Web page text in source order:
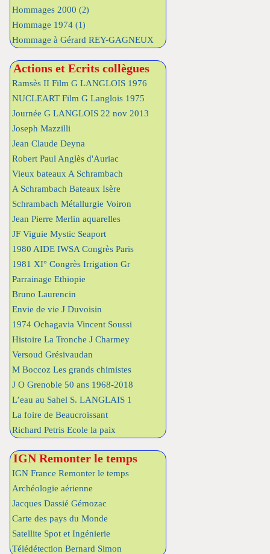
Hommages 2000 (2)
Hommage 1974 (1)
Hommage à Gérard REY-GAGNEUX
Actions et Ecrits collègues
Ramsès II Film G LANGLOIS 1976
NUCLEART Film G Langlois 1975
Journée G LANGLOIS 22 nov 2013
Joseph Mazzilli
Jean Claude Deyna
Robert Paul Anglès d'Auriac
Vieux bateaux A Schrambach
A Schrambach Bateaux Isère
Schrambach Métallurgie Voiron
Jean Pierre Merlin aquarelles
JF Viguie Mystic Seaport
1980 AIDE IWSA Congrès Paris
1981 XI° Congrès Irrigation Gr
Parrainage Ethiopie
Bruno Laurencin
Envie de vie J Duvoisin
1974 Ochagavia Vincent Soussi
Histoire La Tronche J Charmey
Versoud Grésivaudan
M Boccoz Les grands chimistes
J O Grenoble 50 ans 1968-2018
L’eau au Sahel S. LANGLAIS 1
La foire de Beaucroissant
Richard Petris Ecole la paix
IGN Remonter le temps
IGN France Remonter le temps
Archéologie aérienne
Jacques Dassié Gémozac
Carte des pays du Monde
Satellite Spot et Ingénierie
Télédétection Bernard Simon